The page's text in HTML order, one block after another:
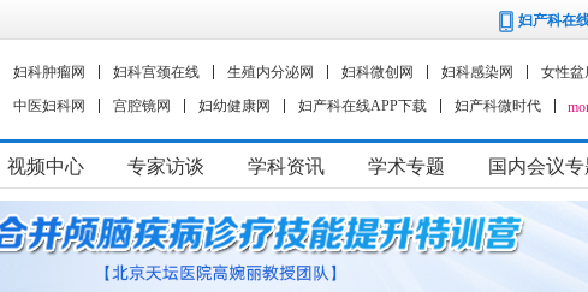
妇产科在
妇科肿瘤网 妇科宫颈在线 生殖内分泌网 妇科微创网 妇科感染网 女性盆
中医妇科网
宫腔镜网 妇幼健康网 妇产科在线APP下载 妇产科微时代
视频中心 专家访谈 学科资讯 学术专题 国内会议专